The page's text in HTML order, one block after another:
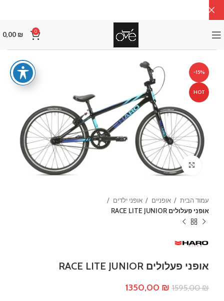
0
0,00 ₪
-15%
HOT
Click to enlarge
עמוד הבית אופניים
אופני ילדים
אופני פעלולים RACE LITE JUNIOR
אופני פעלולים RACE LITE JUNIOR
1595,00₪
המחיר
1350,00 ₪